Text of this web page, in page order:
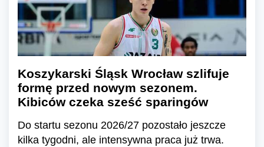
Koszykarski Śląsk Wrocław szlifuje
formę przed nowym sezonem.
Kibiców czeka sześć sparingów
Do startu sezonu 2026/27 pozostało jeszcze
kilka tygodni, ale intensywna praca już trwa.